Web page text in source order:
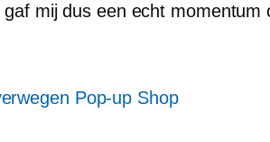
mij dus een echt momentum
Pop-up Shop